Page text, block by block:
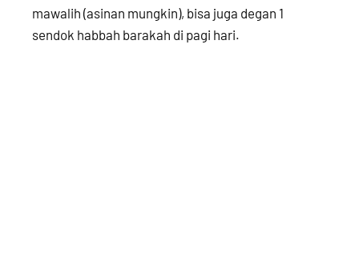
mawalih (asinan mungkin), bisa juga degan 1
sendok habbah barakah di pagi hari.